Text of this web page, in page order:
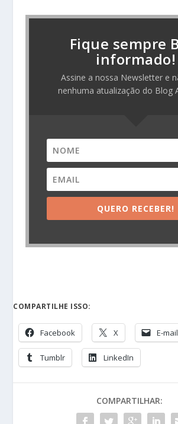
Fique sempre
informado!
Assine a nossa Newsletter e
nenhuma atualização do Blog
QUERO RECEBER!
COMPARTILHE ISSO:
Facebook X E-mail
Tumblr LinkedIn
COMPARTILHAR: